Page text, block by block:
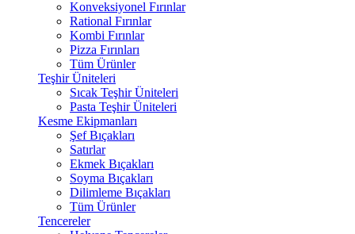
Konveksiyonel Fırınlar
Rational Fırınlar
Kombi Fırınlar
Pizza Fırınları
Tüm Ürünler
Teşhir Üniteleri
Sıcak Teşhir Üniteleri
Pasta Teşhir Üniteleri
Kesme Ekipmanları
Şef Bıçakları
Satırlar
Ekmek Bıçakları
Soyma Bıçakları
Dilimleme Bıçakları
Tüm Ürünler
Tencereler